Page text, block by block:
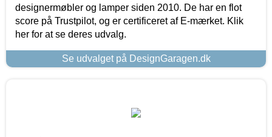
designermøbler og lamper siden 2010. De har en flot
score på Trustpilot, og er certificeret af E-mærket. Klik
her for at se deres udvalg.
Se udvalget på DesignGaragen.dk